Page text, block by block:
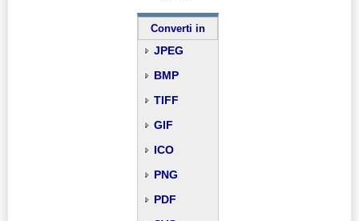
Converti in
JPEG
BMP
TIFF
GIF
ICO
PNG
PDF